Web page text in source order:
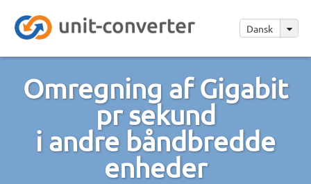
Dansk
Omregning af Gigabit
pr sekund
i andre båndbredde
enheder